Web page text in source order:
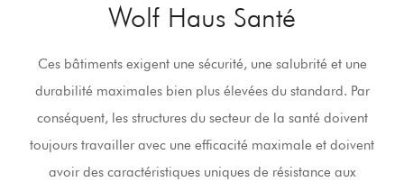
Wolf Haus Santé
Ces bâtiments exigent une sécurité, une salubrité et une
durabilité maximales bien plus élevées du standard. Par
conséquent, les structures du secteur de la santé doivent
toujours travailler avec une efficacité maximale et doivent
avoir des caractéristiques uniques de résistance aux